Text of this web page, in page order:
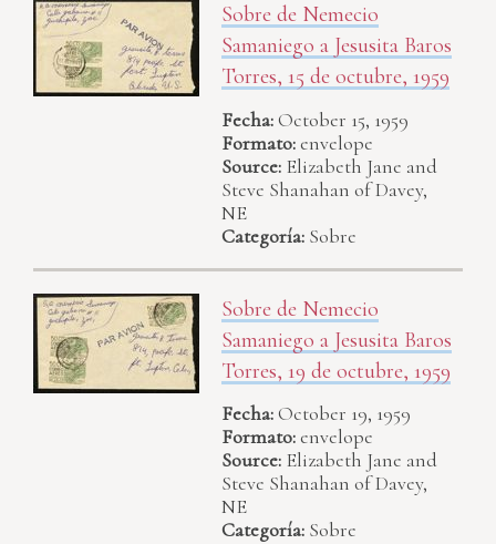
Sobre de Nemecio
Samaniego a Jesusita Baros
Torres, 15 de octubre, 1959
Fecha:October 15, 1959
Formato:envelope
Source: Elizabeth Jane and
Steve Shanahan of Davey,
NE
Categoría: Sobre
Sobre de Nemecio
Samaniego a Jesusita Baros
Torres, 19 de octubre, 1959
Fecha:October 19, 1959
Formato:envelope
Source: Elizabeth Jane and
Steve Shanahan of Davey,
NE
Categoría: Sobre